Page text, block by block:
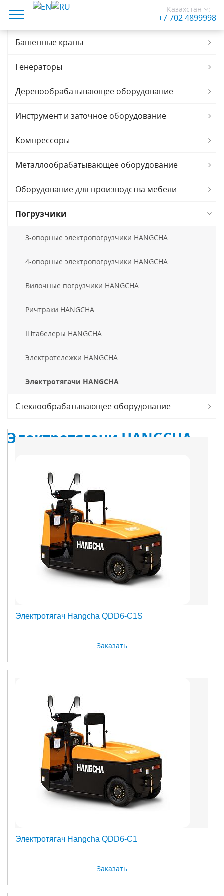
Казахстан
+7 702 4899998
:
Башенные краны
Генераторы
Деревообрабатывающее оборудование
Инструмент и заточное оборудование
Компрессоры
Металлообрабатывающее оборудование
Оборудование для производства мебели
Погрузчики
3-опорные электропогрузчики HANGCHA
4-опорные электропогрузчики HANGCHA
Вилочные погрузчики HANGCHA
Ричтраки HANGCHA
Штабелеры HANGCHA
Электротележки HANGCHA
Электротягачи HANGCHA
Стеклообрабатывающее оборудование
Электротягачи HANGCHA
Электротягач Hangcha QDD6-C1S
Заказать
Электротягач Hangcha QDD6-C1
Заказать